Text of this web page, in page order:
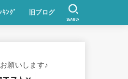
ｷﾝｸﾞ 旧ブログ
SEARCH
願いします♪